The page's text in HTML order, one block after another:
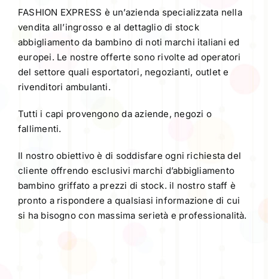
FASHION EXPRESS è un’azienda specializzata nella
vendita all’ingrosso e al dettaglio di stock
abbigliamento da bambino di noti marchi italiani ed
europei. Le nostre offerte sono rivolte ad operatori
del settore quali esportatori, negozianti, outlet e
rivenditori ambulanti.
Tutti i capi provengono da aziende, negozi o
fallimenti.
Il nostro obiettivo è di soddisfare ogni richiesta del
cliente offrendo esclusivi marchi d’abbigliamento
bambino griffato a prezzi di stock. il nostro staff è
pronto a rispondere a qualsiasi informazione di cui
si ha bisogno con massima serietà e professionalità.